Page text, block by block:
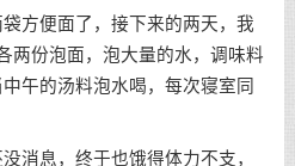
便面了，接下来的两天，我
两份泡面，泡大量的水，调味料
午的汤料泡水喝，每次寝室同
息，终于也饿得体力不支，